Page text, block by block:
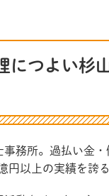
につよい杉
務所。過払い金
以上の実績を誇